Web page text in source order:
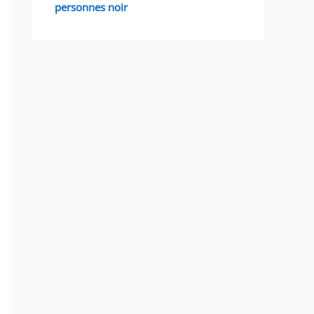
personnes noir